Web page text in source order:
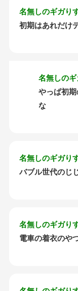
名無しのギガり
初期はあれだけ
名無しのギ
やっぱ初
な
名無しのギガり
バブル世代のじ
名無しのギガり
電車の着衣のや